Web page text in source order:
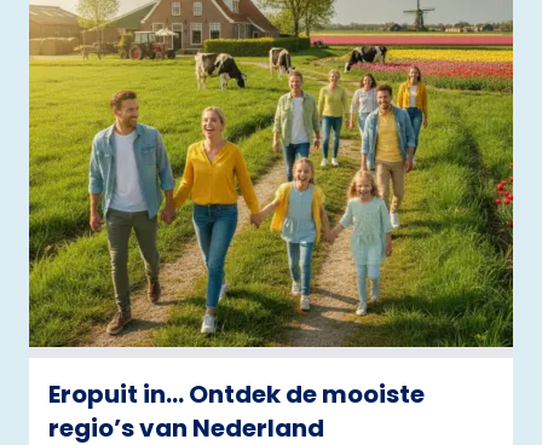
Eropuit in… Ontdek de mooiste
regio’s van Nederland